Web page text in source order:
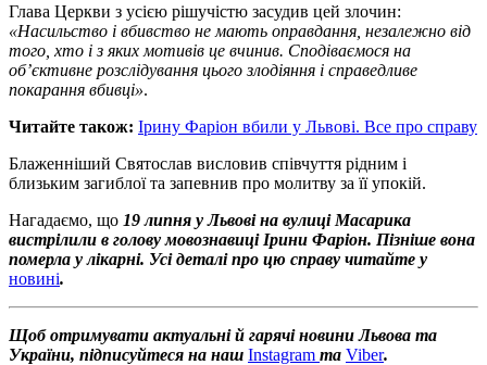
Глава Церкви з усією рішучістю засудив цей злочин:
«Насильство і вбивство не мають оправдання, незалежно від
того, хто і з яких мотивів це вчинив. Сподіваємося на
обʼєктивне розслідування цього злодіяння і справедливе
покарання вбивці».
Читайте також: Ірину Фаріон вбили у Львові. Все про справу
Блаженніший Святослав висловив співчуття рідним і
близьким загиблої та запевнив про молитву за її упокій.
Нагадаємо, що 19 липня у Львові на вулиці Масарика
вистрілили в голову мовознавиці Ірини Фаріон. Пізніше вона
померла у лікарні. Усі деталі про цю справу читайте у
новині.
Щоб отримувати актуальні й гарячі новини Львова та
України, підписуйтеся на наш Instagram та Viber.